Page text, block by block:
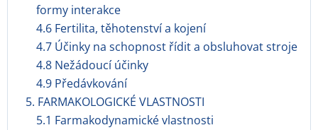
formy interakce
4.6 Fertilita, těhotenství a kojení
4.7 Účinky na schopnost řídit a obsluhovat stroje
4.8 Nežádoucí účinky
4.9 Předávkování
5. FARMAKOLOGICKÉ VLASTNOSTI
5.1 Farmakodynamické vlastnosti